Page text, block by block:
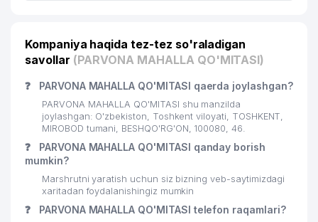
Kompaniya haqida tez-tez so'raladigan
savollar (PARVONA MAHALLA QO'MITASI)
❓ PARVONA MAHALLA QO'MITASI qaerda joylashgan?
PARVONA MAHALLA QO'MITASI shu manzilda
joylashgan: O'zbekiston, Toshkent viloyati, TOSHKENT,
MIROBOD tumani, BESHQO'RG'ON, 100080, 46.
❓
PARVONA MAHALLA QO'MITASI qanday borish
mumkin?
Marshrutni yaratish uchun siz bizning veb-saytimizdagi
xaritadan foydalanishingiz mumkin
❓ PARVONA MAHALLA QO'MITASI telefon raqamlari?